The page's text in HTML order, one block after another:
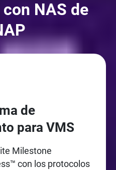
NAS de
de
para VMS
Milestone
con los protocolos